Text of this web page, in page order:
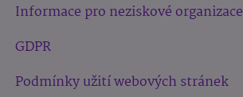
Informace pro neziskové organizace
GDPR
Podmínky užití webových stránek